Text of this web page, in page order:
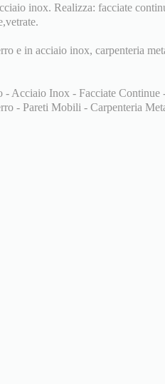
inox. Realizza: facciate
e in acciaio inox, carpenteria
Acciaio Inox - Facciate Continue
- Pareti Mobili - Carpenteria